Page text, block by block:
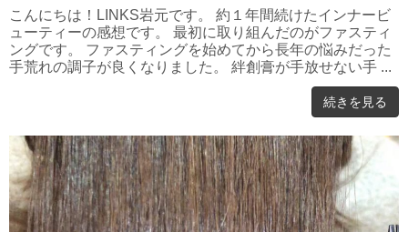
こんにちは！LINKS岩元です。 約１年間続けたインナービ
ューティーの感想です。 最初に取り組んだのがファスティ
ングです。 ファスティングを始めてから長年の悩みだった
手荒れの調子が良くなりました。 絆創膏が手放せない手 ...
続きを見る